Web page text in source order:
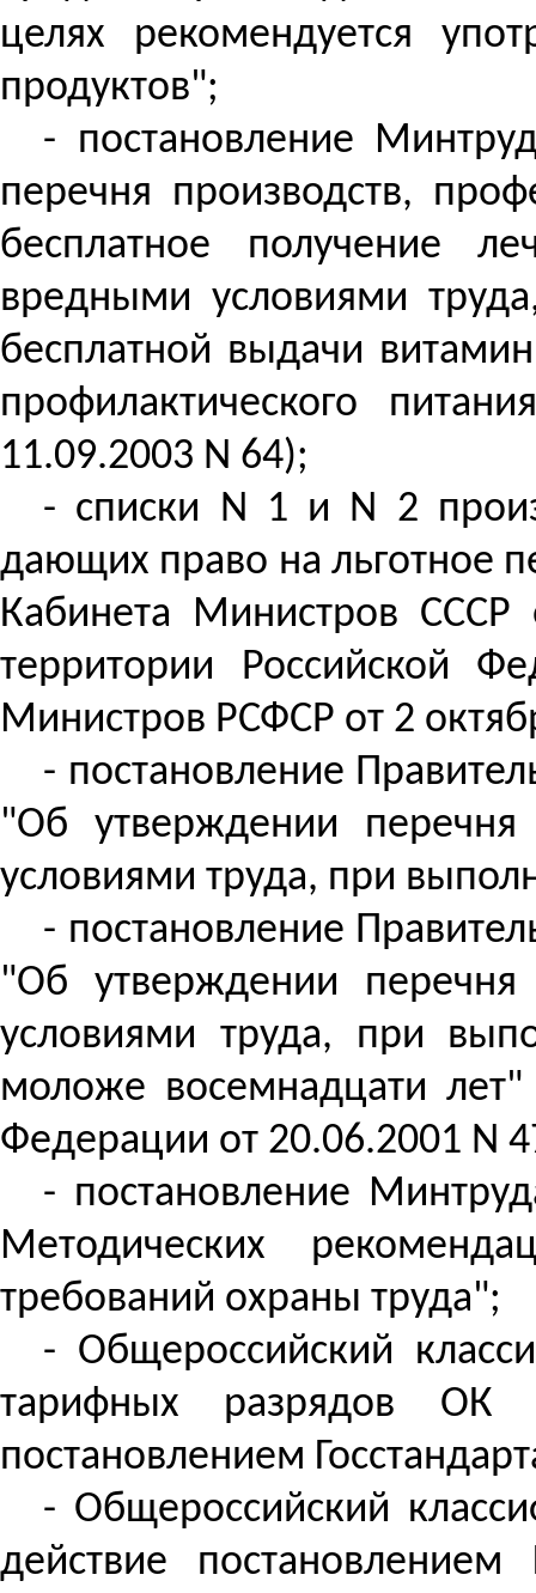
целях рекомендуется
продуктов";
- постановление
перечня производств,
бесплатное получение
вредными условиями
бесплатной выдачи
профилактического
11.09.2003 N 64);
- списки N 1 и N 2
дающих право на льготное
Кабинета Министров
территории Российской
Министров РСФСР от 2
- постановление
"Об утверждении
условиями труда, при
- постановление
"Об утверждении
условиями труда, при
моложе восемнадцати лет"
Федерации от 20.06.2001 N
- постановление
Методических
требований охраны труда";
- Общероссийский
тарифных разрядов ОК
постановлением
- Общероссийский
действие